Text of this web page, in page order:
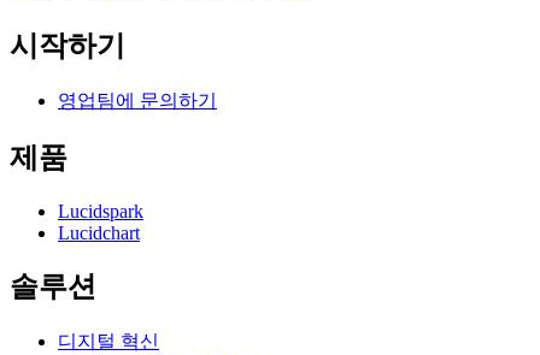
시작하기
영업팀에 문의하기
제품
Lucidspark
Lucidchart
솔루션
디지털 혁신